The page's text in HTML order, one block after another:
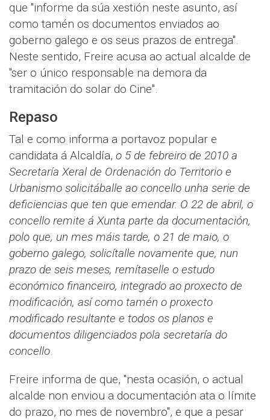
que "informe da súa xestión neste asunto, así
como tamén os documentos enviados ao
goberno galego e os seus prazos de entrega".
Neste sentido, Freire acusa ao actual alcalde de
"ser o único responsable na demora da
tramitación do solar do Cine".
Repaso
Tal e como informa a portavoz popular e
candidata á Alcaldía, o 5 de febreiro de 2010 a
Secretaría Xeral de Ordenación do Territorio e
Urbanismo solicitáballe ao concello unha serie de
deficiencias que ten que emendar. O 22 de abril, o
concello remite á Xunta parte da documentación,
polo que, un mes máis tarde, o 21 de maio, o
goberno galego, solicítalle novamente que, nun
prazo de seis meses, remítaselle o estudo
económico financeiro, integrado ao proxecto de
modificación, así como tamén o proxecto
modificado resultante e todos os planos e
documentos diligenciados pola secretaría do
concello.
Freire informa de que, "nesta ocasión, o actual
alcalde non enviou a documentación ata o límite
do prazo, no mes de novembro", e que a pesar